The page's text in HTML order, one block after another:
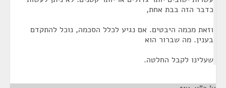
כדבר הזה בבת אחת,
וזאת מכמה היבטים. אם נגיע לכלל הסכמה, נוכל להתקדם
בענין. מה שברור הוא
שעלינו לקבל החלטה.